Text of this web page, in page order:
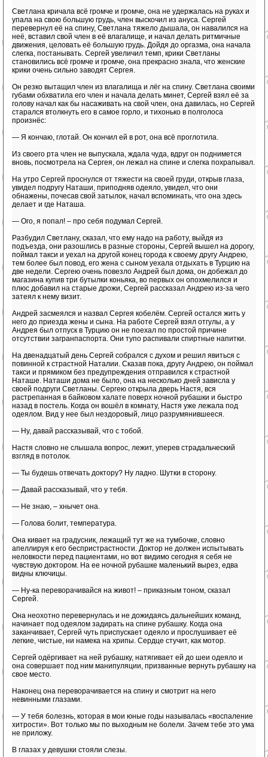
Светлана кричала всё громче и громче, она не удержалась на руках и
упала на свою большую грудь, член выскочил из ануса. Сергей
перевернул её на спину, Светлана тяжело дышала, он навалился на
неё, вставил свой член в её влагалище, и начал делать ритмичные
движения, целовать её большую грудь. Дойдя до оргазма, она начала
слегка, постанывать. Сергей увеличил темп, крики Светланы
становились всё громче и громче, она прекрасно знала, что женские
крики очень сильно заводят Сергея.
Он резко вытащил член из влагалища и лёг на спину. Светлана своими
губами обхватила его член и начала делать минет, Сергей взял её за
голову начал как бы насаживать на свой член, она давилась, но Сергей
старался втолкнуть его в самое горло, и тихонько в полголоса
произнёс:
— Я кончаю, глотай. Он кончил ей в рот, она всё проглотила.
Из своего рта член не выпускала, ждала чуда, вдруг он поднимется
вновь, посмотрела на Сергея, он лежал на спине и слегка похрапывал.
На утро Сергей проснулся от тяжести на своей груди, открыв глаза,
увидел подругу Наташи, приподняв одеяло, увидел, что они
обнажены, почесав свой затылок, начал вспоминать, что она здесь
делает и где Наташа.
— Ого, я попал! – про себя подумал Сергей.
Разбудил Светлану, сказал, что ему надо на работу, выйдя из
подъезда, они разошлись в разные стороны, Сергей вышел на дорогу,
поймал такси и уехал на другой конец города к своему другу Андрею,
тем более был повод, его жена с сыном уехала отдыхать в Турцию на
две недели. Сергею очень повезло Андрей был дома, он добежал до
магазина купив три бутылки коньяка, во первых он опохмелился и
плюс добавил на старые дрожи, Сергей рассказал Андрею из-за чего
затеял к нему визит.
Андрей засмеялся и назвал Сергея кобелём. Сергей остался жить у
него до приезда жены и сына. На работе Сергей взял отгулы, а у
Андрея был отпуск в Турцию он не поехал по простой причине
отсутствии загранпаспорта. Они тупо распивали спиртные напитки.
На двенадцатый день Сергей собрался с духом и решил явиться с
повинной к страстной Наталии. Сказав пока, другу Андрею, он поймал
такси и прямиком без предупреждения отправился к страстной
Наташе. Наташи дома не было, она на несколько дней зависла у
своей подруги Светланы. Сергею открыла дверь Настя, вся
растрепанная в байковом халате поверх ночной рубашки и быстро
назад в постель. Когда он вошёл в комнату, Настя уже лежала под
одеялом. Вид у нее был нездоровый, лицо разрумянившееся.
— Ну, давай рассказывай, что с тобой.
Настя словно не слышала вопрос, лежит, уперев страдальческий
взгляд в потолок.
— Ты будешь отвечать доктору? Ну ладно. Шутки в сторону.
— Давай рассказывай, что у тебя.
— Не знаю, – хнычет она.
— Голова болит, температура.
Она кивает на градусник, лежащий тут же на тумбочке, словно
апеллируя к его беспристрастности. Доктор не должен испытывать
неловкости перед пациентами, но вот видимо сегодня я себя не
чувствую доктором. На ее ночной рубашке маленький вырез, едва
видны ключицы.
— Ну-ка переворачивайся на живот! – приказным тоном, сказал
Сергей.
Она неохотно перевернулась и не дожидаясь дальнейших команд,
начинает под одеялом задирать на спине рубашку. Когда она
заканчивает, Сергей чуть приспускает одеяло и прослушивает её
легкие, чистые, ни намека на хрипы. Сердце стучит, как мотор.
Сергей одёргивает на ней рубашку, натягивает ей до шеи одеяло и
она совершает под ним манипуляции, призванные вернуть рубашку на
свое место.
Наконец она переворачивается на спину и смотрит на него
невинными глазами.
— У тебя болезнь, которая в мои юные годы называлась «воспаление
хитрости». Вот только мы по выходным не болели. Зачем тебе это ума
не приложу.
В глазах у девушки стояли слезы.